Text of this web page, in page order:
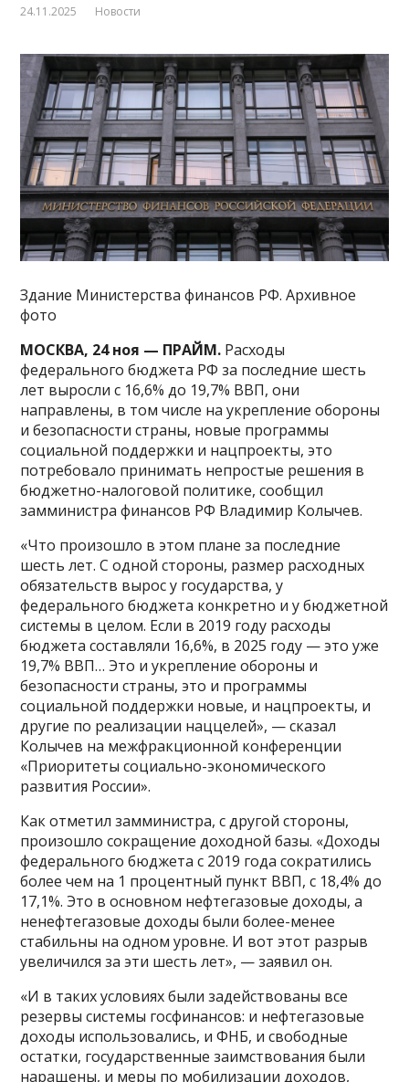
24.11.2025 Новости
Здание Министерства финансов РФ. Архивное
фото
МОСКВА, 24 ноя — ПРАЙМ. Расходы
федерального бюджета РФ за последние шесть
лет выросли с 16,6% до 19,7% ВВП, они
направлены, в том числе на укрепление обороны
и безопасности страны, новые программы
социальной поддержки и нацпроекты, это
потребовало принимать непростые решения в
бюджетно-налоговой политике, сообщил
замминистра финансов РФ Владимир Колычев.
«Что произошло в этом плане за последние
шесть лет. С одной стороны, размер расходных
обязательств вырос у государства, у
федерального бюджета конкретно и у бюджетной
системы в целом. Если в 2019 году расходы
бюджета составляли 16,6%, в 2025 году — это уже
19,7% ВВП… Это и укрепление обороны и
безопасности страны, это и программы
социальной поддержки новые, и нацпроекты, и
другие по реализации наццелей», — сказал
Колычев на межфракционной конференции
«Приоритеты социально-экономического
развития России».
Как отметил замминистра, с другой стороны,
произошло сокращение доходной базы. «Доходы
федерального бюджета с 2019 года сократились
более чем на 1 процентный пункт ВВП, с 18,4% до
17,1%. Это в основном нефтегазовые доходы, а
ненефтегазовые доходы были более-менее
стабильны на одном уровне. И вот этот разрыв
увеличился за эти шесть лет», — заявил он.
«И в таких условиях были задействованы все
резервы системы госфинансов: и нефтегазовые
доходы использовались, и ФНБ, и свободные
остатки, государственные заимствования были
наращены, и меры по мобилизации доходов,